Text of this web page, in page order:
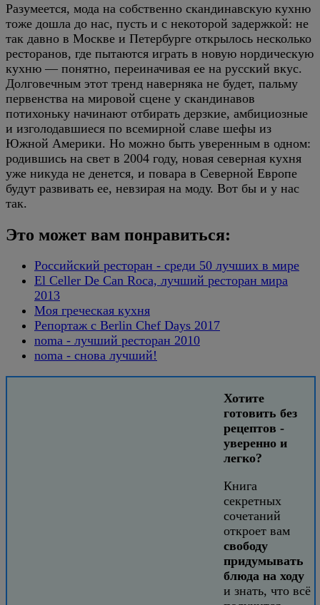
Разумеется, мода на собственно скандинавскую кухню
тоже дошла до нас, пусть и с некоторой задержкой: не
так давно в Москве и Петербурге открылось несколько
ресторанов, где пытаются играть в новую нордическую
кухню — понятно, переиначивая ее на русский вкус.
Долговечным этот тренд наверняка не будет, пальму
первенства на мировой сцене у скандинавов
потихоньку начинают отбирать дерзкие, амбициозные
и изголодавшиеся по всемирной славе шефы из
Южной Америки. Но можно быть уверенным в одном:
родившись на свет в 2004 году, новая северная кухня
уже никуда не денется, и повара в Северной Европе
будут развивать ее, невзирая на моду. Вот бы и у нас
так.
Это может вам понравиться:
Российский ресторан - среди 50 лучших в мире
El Celler De Can Roca, лучший ресторан мира
2013
Моя греческая кухня
Репортаж с Berlin Chef Days 2017
noma - лучший ресторан 2010
noma - снова лучший!
Хотите
готовить без
рецептов -
уверенно и
легко?
Книга
секретных
сочетаний
откроет вам
свободу
придумывать
блюда на ходу
и знать, что всё